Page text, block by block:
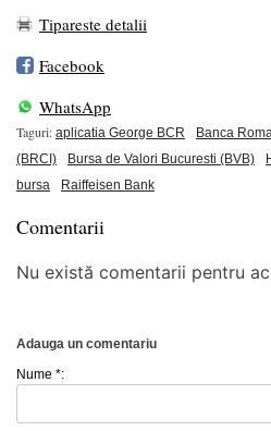
Tipareste detalii
Facebook
WhatsApp
Taguri: aplicatia George BCR
Banca
(BRCI)
Bursa de Valori Bucuresti (BVB)
bursa
Raiffeisen Bank
Comentarii
Nu există comentarii pentru
Adauga un comentariu
Nume *: